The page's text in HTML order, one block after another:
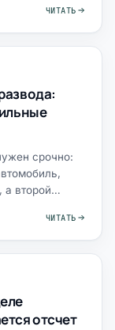
ЧИТАТЬ
срочно:
а второй
ЧИТАТЬ
отсчет